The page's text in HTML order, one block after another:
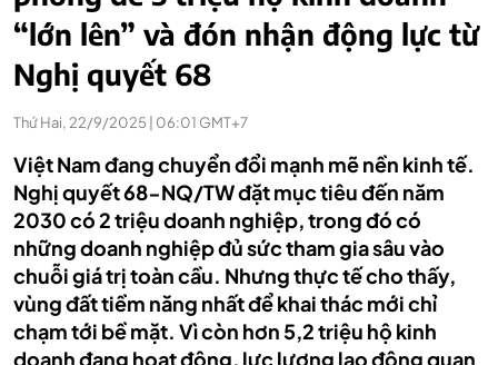
“lớn lên” và đón nhận động lực từ
Nghị quyết 68
Thứ Hai, 22/9/2025 | 06:01 GMT+7
Việt Nam đang chuyển đổi mạnh mẽ nền kinh tế.
Nghị quyết 68-NQ/TW đặt mục tiêu đến năm
2030 có 2 triệu doanh nghiệp, trong đó có
những doanh nghiệp đủ sức tham gia sâu vào
chuỗi giá trị toàn cầu. Nhưng thực tế cho thấy,
vùng đất tiềm năng nhất để khai thác mới chỉ
chạm tới bề mặt. Vì còn hơn 5,2 triệu hộ kinh
doanh đang hoạt động, lực lượng lao động quan